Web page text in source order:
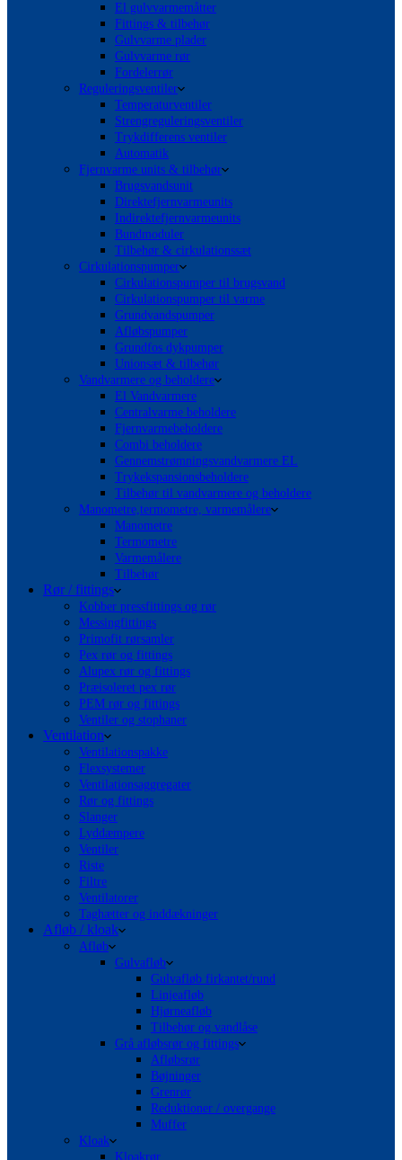
El gulvvarmemåtter
Fittings & tilbehør
Gulvvarme plader
Gulvvarme rør
Fordelerrør
Reguleringsventiler
Temperaturventiler
Strengreguleringsventiler
Trykdifferens ventiler
Automatik
Fjernvarme units & tilbehør
Brugsvandsunit
Direktefjernvarmeunits
Indirektefjernvarmeunits
Bundmoduler
Tilbehør & cirkulationssæt
Cirkulationspumper
Cirkulationspumper til brugsvand
Cirkulationspumper til varme
Grundvandspumper
Afløbspumper
Grundfos dykpumper
Unionsæt & tilbehør
Vandvarmere og beholdere
El Vandvarmere
Centralvarme beholdere
Fjernvarmebeholdere
Combi beholdere
Gennemstrømningsvandvarmere EL
Trykekspansionsbeholdere
Tilbehør til vandvarmere og beholdere
Manometre,termometre, varmemålere
Manometre
Termometre
Varmemålere
Tilbehør
Rør / fittings
Kobber pressfittings og rør
Messingfittings
Primofit rørsamler
Pex rør og fittings
Alupex rør og fittings
Præisoleret pex rør
PEM rør og fittings
Ventiler og stophaner
Ventilation
Ventilationspakke
Flexsystemer
Ventilationsaggregater
Rør og fittings
Slanger
Lyddæmpere
Ventiler
Riste
Filtre
Ventilatorer
Taghætter og inddækninger
Afløb / kloak
Afløb
Gulvafløb
Gulvafløb firkantet/rund
Linjeafløb
Hjørneafløb
Tilbehør og vandlåse
Grå afløbsrør og fittings
Afløbsrør
Bøjninger
Grenrør
Reduktioner / overgange
Muffer
Kloak
Kloakrør